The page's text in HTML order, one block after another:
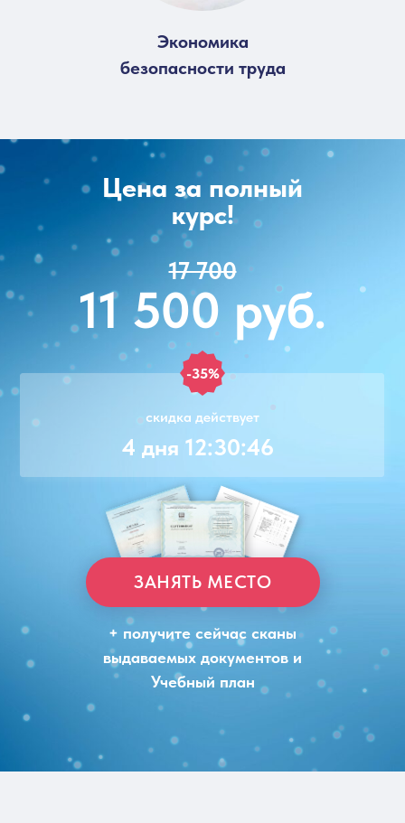
Экономика
безопасности труда
Цена за полный
курс!
+ получите сейчас сканы
выдаваемых документов и
Учебный план
ЗАНЯТЬ МЕСТО
17 700
11 500 руб.
4 дня 12:30:46
скидка действует
-35%